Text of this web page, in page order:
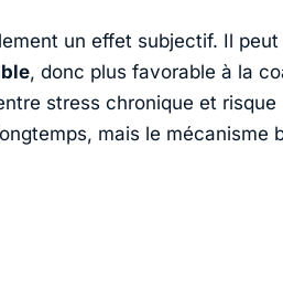
un effet subjectif. Il
, donc plus favorable à la
stress chronique et risque
mais le mécanisme